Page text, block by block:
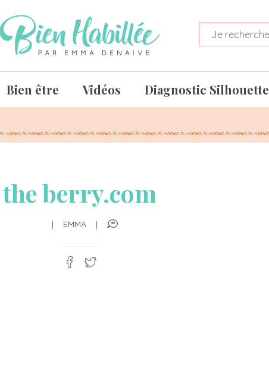
Bien être Vidéos Diagnostic Silhouette
the berry.com
| EMMA |